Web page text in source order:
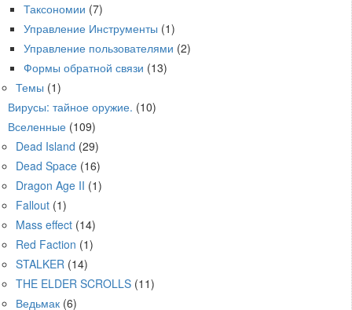
Таксономии (7)
Управление Инструменты (1)
Управление пользователями (2)
Формы обратной связи (13)
Темы (1)
Вирусы: тайное оружие. (10)
Вселенные (109)
Dead Island (29)
Dead Space (16)
Dragon Age II (1)
Fallout (1)
Mass effect (14)
Red Faction (1)
STALKER (14)
THE ELDER SCROLLS (11)
Ведьмак (6)